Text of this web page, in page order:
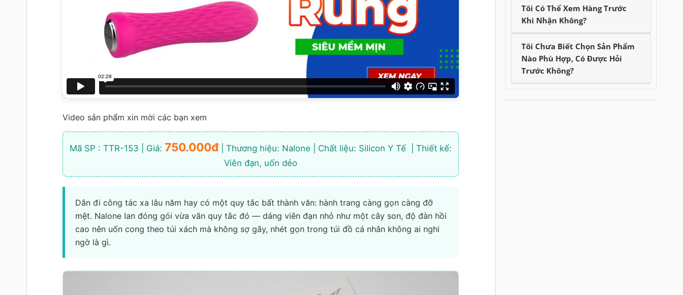
Video sản phẩm xin mời các bạn xem
Mã SP : TTR-153 | Giá: 750.000đ | Thương hiệu: Nalone | Chất liệu: Silicon Y Tế | Thiết kế:
Viên đạn, uốn dẻo
Dân đi công tác xa lâu năm hay có một quy tắc bất thành văn: hành trang càng gọn càng đỡ
mệt. Nalone Ian đóng gói vừa văn quy tắc đó — dáng viên đạn nhỏ như một cây son, độ đàn hồi
cao nên uốn cong theo túi xách mà không sợ gãy, nhét gọn trong túi đồ cá nhân không ai nghi
ngờ là gì.
Tôi Có Thể Xem Hàng Trước
Khi Nhận Không?
Tôi Chưa Biết Chọn Sản Phẩm
Nào Phù Hợp, Có Được Hỏi
Trước Không?